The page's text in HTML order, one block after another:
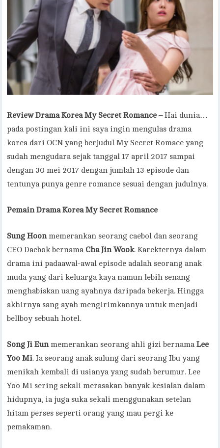
Review Drama Korea My Secret Romance –Hai dunia…
pada postingan kali ini saya ingin mengulas drama
korea dari OCN yang berjudul My Secret Romace yang
sudah mengudara sejak tanggal 17 april 2017 sampai
dengan 30 mei 2017 dengan jumlah 13 episode dan
tentunya punya genre romance sesuai dengan judulnya.
Pemain Drama Korea My Secret Romance
Sung Hoonmemerankan seorang caebol dan seorang
CEO Daebok bernama Cha Jin Wook. Karekternya dalam
drama ini padaawal-awal episode adalah seorang anak
muda yang dari keluarga kaya namun lebih senang
menghabiskan uang ayahnya daripada bekerja. Hingga
akhirnya sang ayah mengirimkannya untuk menjadi
bellboy sebuah hotel.
Song Ji Eunmemerankan seorang ahli gizi bernamaLee
Yoo Mi. Ia seorang anak sulung dari seorang Ibu yang
menikah kembali di usianya yang sudah berumur. Lee
Yoo Mi sering sekali merasakan banyak kesialan dalam
hidupnya, ia juga suka sekali menggunakan setelan
hitam perses seperti orang yang mau pergi ke
pemakaman.